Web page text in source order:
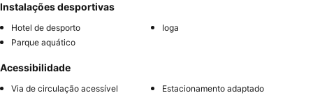
Instalações desportivas
Hotel de desporto
Ioga
Parque aquático
Acessibilidade
Via de circulação acessível Estacionamento adaptado